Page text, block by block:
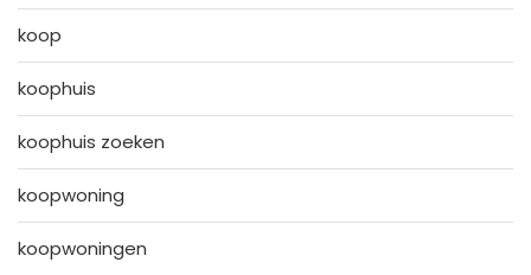
koop
koophuis
koophuis zoeken
koopwoning
koopwoningen